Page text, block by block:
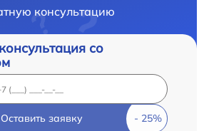
консультацию
со
Оставить заявку